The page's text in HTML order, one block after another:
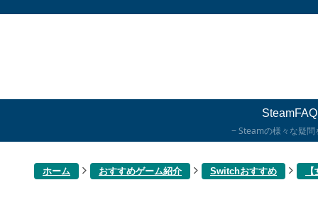
SteamFAQ
Steamの様々な疑問
ホーム おすすめゲーム紹介 Switchおすすめ